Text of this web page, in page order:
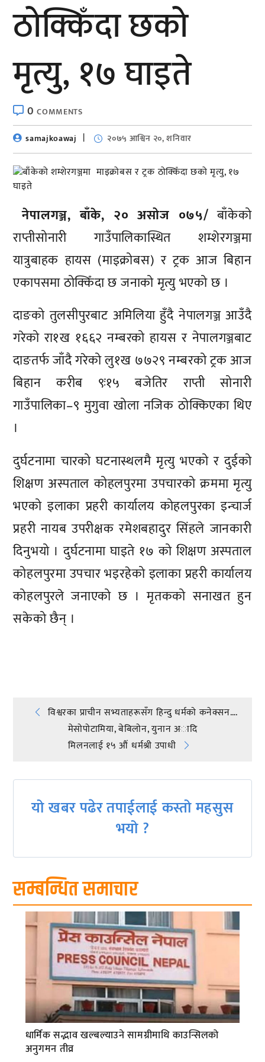
ठोक्किँदा छको
मृत्यु, १७ घाइते
0COMMENTS
samajkoawaj
२०७५ आश्विन २०, शनिवार
नेपालगञ्ज, बाँके, २० असोज ०७५/ बाँकेको
राप्तीसोनारी गाउँपालिकास्थित शम्शेरगञ्जमा
यात्रुबाहक हायस (माइक्रोबस) र ट्रक आज बिहान
एकापसमा ठोक्किँदा छ जनाको मृत्यु भएको छ ।
दाङको तुलसीपुरबाट अमिलिया हुँदै नेपालगञ्ज आउँदै
गरेको रा१ख १६६२ नम्बरको हायस र नेपालगञ्जबाट
दाङतर्फ जाँदै गरेको लु१ख ७७२९ नम्बरको ट्रक आज
बिहान करीब ९ः१५ बजेतिर राप्ती सोनारी
गाउँपालिका–९ मुगुवा खोला नजिक ठोक्किएका थिए
।
दुर्घटनामा चारको घटनास्थलमै मृत्यु भएको र दुईको
शिक्षण अस्पताल कोहलपुरमा उपचारको क्रममा मृत्यु
भएको इलाका प्रहरी कार्यालय कोहलपुरका इन्चार्ज
प्रहरी नायब उपरीक्षक रमेशबहादुर सिंहले जानकारी
दिनुभयो । दुर्घटनामा घाइते १७ को शिक्षण अस्पताल
कोहलपुरमा उपचार भइरहेको इलाका प्रहरी कार्यालय
कोहलपुरले जनाएको छ । मृतकको सनाखत हुन
सकेको छैन् ।
Post
navigation
विश्वरका प्राचीन सभ्यताहरूसँग हिन्दु धर्मकाे कनेक्सन….
मेसाेपाेटामिया, बेबिलाेन, युनान अादि
मिलनलाई १५ औं धर्मश्री उपाधी
यो खबर पढेर तपाईलाई कस्तो महसुस
भयो ?
सम्बन्धित समाचार
धार्मिक सद्भाव खल्बल्याउने सामग्रीमाथि काउन्सिलको
अनुगमन तीव्र